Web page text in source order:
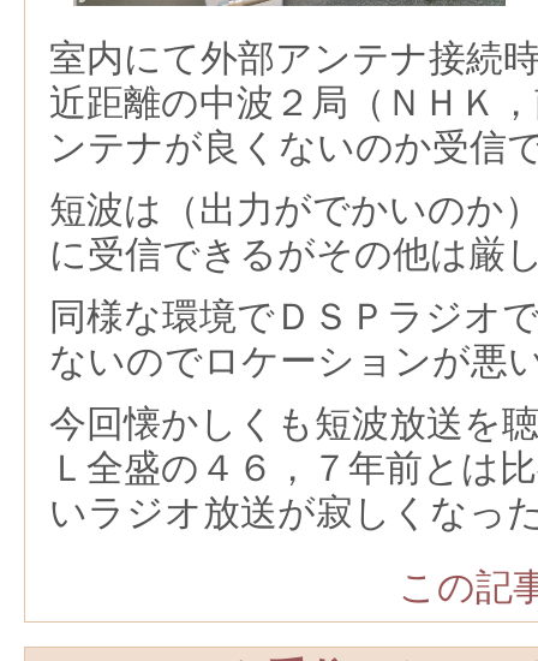
室内にて外部アンテナ接続
近距離の中波２局（ＮＨＫ
ンテナが良くないのか受信
短波は（出力がでかいのか
に受信できるがその他は厳
同様な環境でＤＳＰラジオ
ないのでロケーションが悪
今回懐かしくも短波放送を
Ｌ全盛の４６，７年前とは
いラジオ放送が寂しくなっ
この記